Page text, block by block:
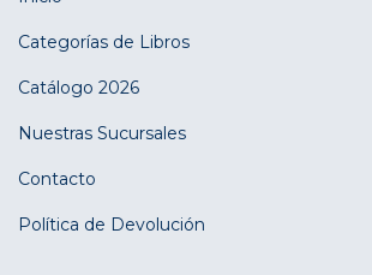
Categorías de Libros
Catálogo 2026
Nuestras Sucursales
Contacto
Política de Devolución